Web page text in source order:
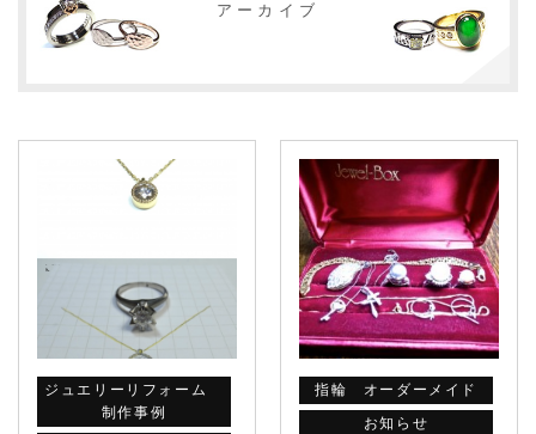
アーカイブ
ジュエリーリフォーム
制作事例
指輪 オーダーメイド
お知らせ